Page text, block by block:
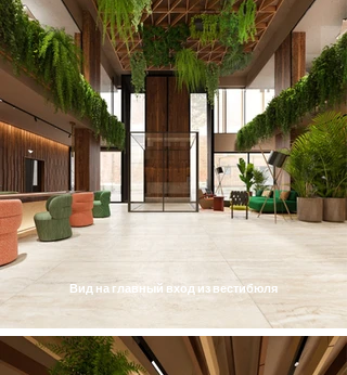
Вид на главный вход из вестибюля